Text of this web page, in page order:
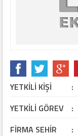
YETKİLİ KİŞİ :
YETKİLİ GÖREV :
FİRMA SEHİR :